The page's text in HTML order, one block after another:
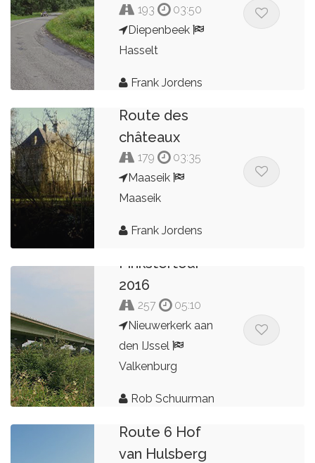
193
03:50
Diepenbeek
Hasselt
Frank Jordens
Route des
châteaux
179
03:35
Maaseik
Maaseik
Frank Jordens
Pinkstertour
2016
257
05:10
Nieuwerkerk aan
den IJssel
Valkenburg
Rob Schuurman
Route 6 Hof
van Hulsberg